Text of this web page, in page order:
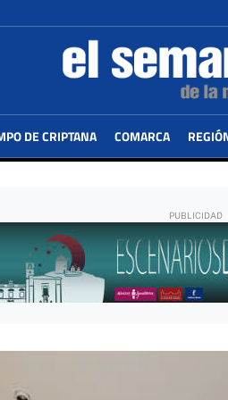
DE CRIPTANA COMARCA